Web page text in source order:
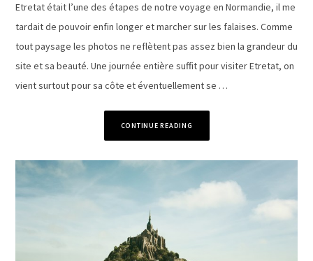
Etretat était l’une des étapes de notre voyage en Normandie, il me
tardait de pouvoir enfin longer et marcher sur les falaises. Comme
tout paysage les photos ne reflètent pas assez bien la grandeur du
site et sa beauté. Une journée entière suffit pour visiter Etretat, on
vient surtout pour sa côte et éventuellement se …
CONTINUE READING